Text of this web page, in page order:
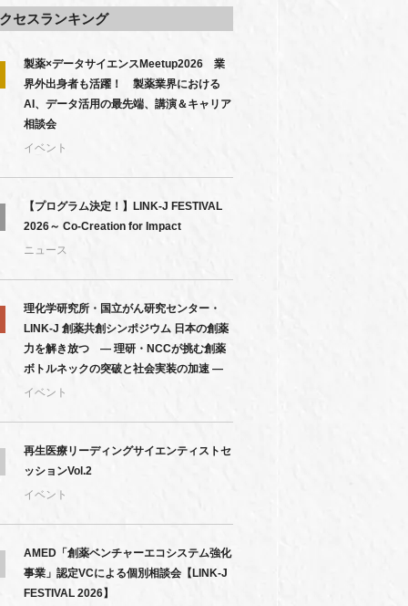
セスランキング
製薬×データサイエンスMeetup2026 業
界外出身者も活躍！ 製薬業界における
AI、データ活用の最先端、講演＆キャリア
相談会
イベント
【プログラム決定！】LINK-J FESTIVAL
2026～ Co-Creation for Impact
ニュース
理化学研究所・国立がん研究センター・
LINK-J 創薬共創シンポジウム 日本の創薬
力を解き放つ ― 理研・NCCが挑む創薬
ボトルネックの突破と社会実装の加速 ―
イベント
再生医療リーディングサイエンティストセ
ッションVol.2
イベント
AMED「創薬ベンチャーエコシステム強化
事業」認定VCによる個別相談会【LINK-J
FESTIVAL 2026】